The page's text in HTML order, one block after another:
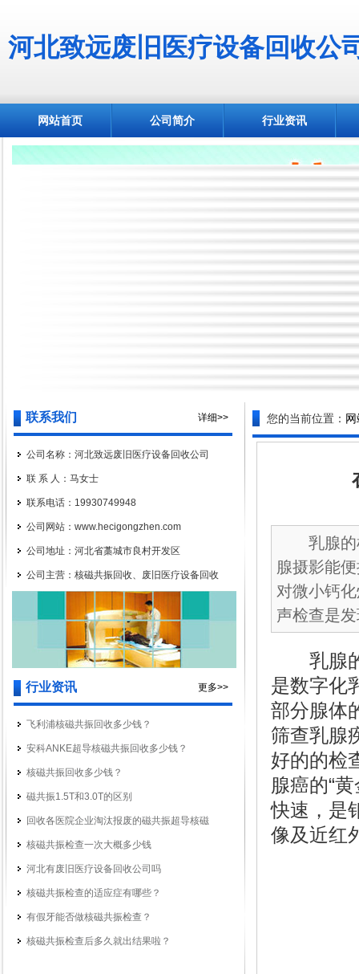
河北致远废旧医疗设备回收公
网站首页 公司简介 行业资讯
详细>>
联系我们
公司名称：河北致远废旧医疗设备回收公司
联 系 人：马女士
联系电话：19930749948
公司网站：www.hecigongzhen.com
公司地址：河北省藁城市良村开发区
公司主营：核磁共振回收、废旧医疗设备回收
更多>>
行业资讯
飞利浦核磁共振回收多少钱？
安科ANKE超导核磁共振回收多少钱？
核磁共振回收多少钱？
磁共振1.5T和3.0T的区别
回收各医院企业淘汰报废的磁共振超导核磁
核磁共振检查一次大概多少钱
河北有废旧医疗设备回收公司吗
核磁共振检查的适应症有哪些？
有假牙能否做核磁共振检查？
核磁共振检查后多久就出结果啦？
您的当前位置：
乳腺的检
腺摄影能
对微小钙
声检查是
乳腺的
是数字化
部分腺体
筛查乳腺
好的的检
腺癌的“
快速，是
像及近红